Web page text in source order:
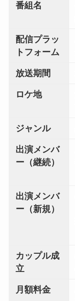
番組名
配信プラッ
トフォーム
放送期間
ロケ地
ジャンル
出演メンバ
ー（継続）
出演メンバ
ー（新規）
カップル成
立
月額料金